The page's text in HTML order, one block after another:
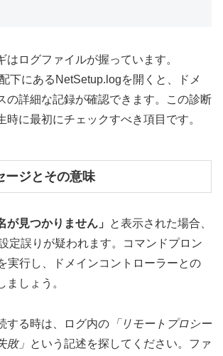
はログファイルが握っています。
下にあるNetSetup.logを開くと、ドメ
の詳細な記録が確認できます。この診断
時に最初にチェックすべき項目です。
ージとその意味
が見つかりません」
と表示された場合、
定誤りが疑われます。コマンドプロン
実行し、ドメインコントローラーとの
ましょう。
する時は、ログ内の 「リモートプロシー
敗」 という記述を探してください。ファ